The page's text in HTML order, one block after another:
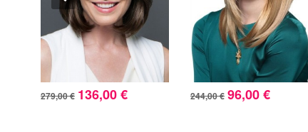
279,00 € 136,00 € 244,00 € 96,00 €